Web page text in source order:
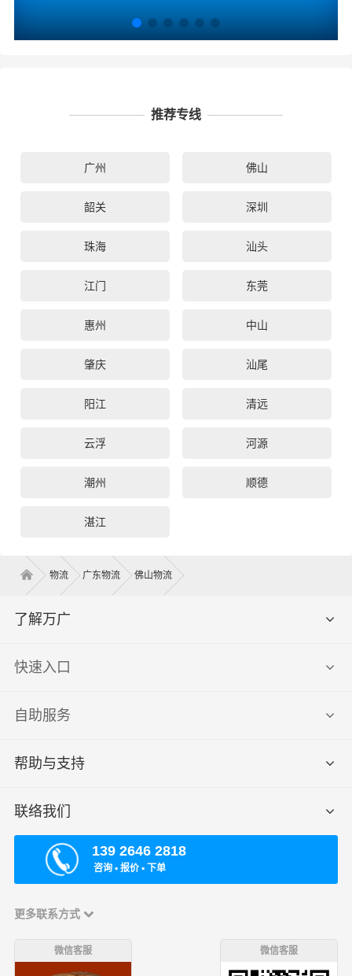
推荐专线
广州 佛山
韶关 深圳
珠海 汕头
江门 东莞
惠州 中山
肇庆 汕尾
阳江 清远
云浮 河源
潮州 顺德
湛江
物流 广东物流 佛山物流
了解万广
快速入口
自助服务
帮助与支持
联络我们
139 2646 2818
咨询 ▪ 报价 ▪ 下单
更多联系方式
微信客服 微信客服